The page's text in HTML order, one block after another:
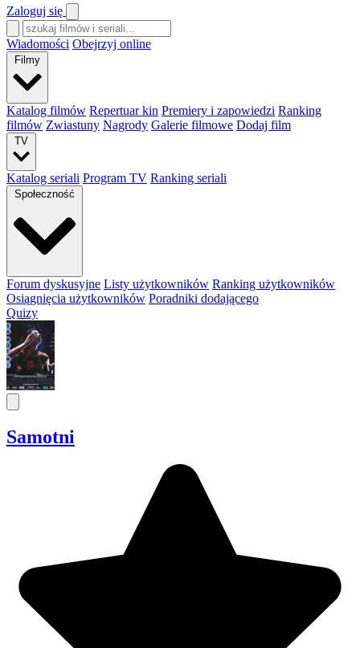
Zaloguj się
Wiadomości Obejrzyj online
Filmy
Katalog filmów Repertuar kin Premiery i zapowiedzi Ranking
filmów Zwiastuny Nagrody Galerie filmowe Dodaj film
TV
Katalog seriali Program TV Ranking seriali
Społeczność
Forum dyskusyjne Listy użytkowników Ranking użytkowników
Osiągnięcia użytkowników Poradniki dodającego
Quizy
Samotni